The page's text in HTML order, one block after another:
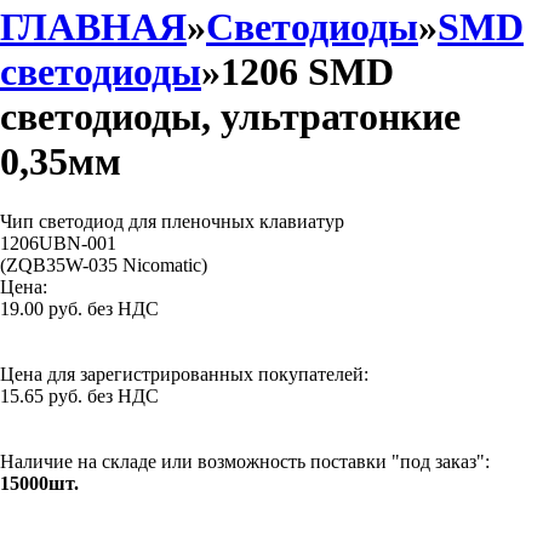
ГЛАВНАЯ»Светодиоды»SMD
светодиоды»1206 SMD
светодиоды, ультратонкие
0,35мм
Чип светодиод для пленочных клавиатур
1206UBN-001
(ZQB35W-035 Nicomatic)
Цена:
19.00 руб. без НДС
Цена для зарегистрированных покупателей:
15.65 руб. без НДС
Наличие на складе или возможность поставки "под заказ":
15000шт.